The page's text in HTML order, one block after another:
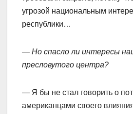
угрозой национальным
республики…
— Но спасло ли интересы
пресловутого центра?
— Я бы не стал говорить о
американцами своего